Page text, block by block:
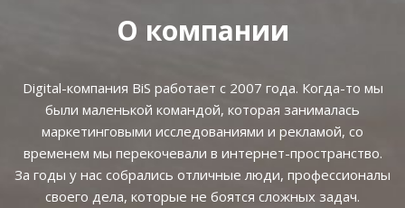
О компании
Digital-компания BiS работает с 2007 года. Когда-то мы
были маленькой командой, которая занималась
маркетинговыми исследованиями и рекламой, со
временем мы перекочевали в интернет-пространство.
За годы у нас собрались отличные люди, профессионалы
своего дела, которые не боятся сложных задач.